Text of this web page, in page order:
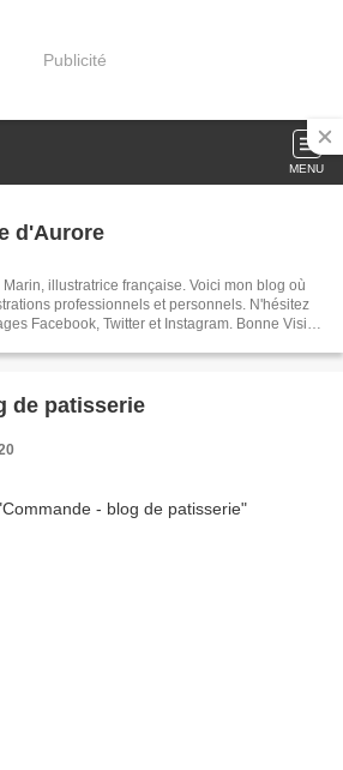
Publicité
MENU
d'Aurore
française. Voici mon blog où
professionnels et personnels. N'hésitez
Twitter et Instagram. Bonne Visite
de patisserie